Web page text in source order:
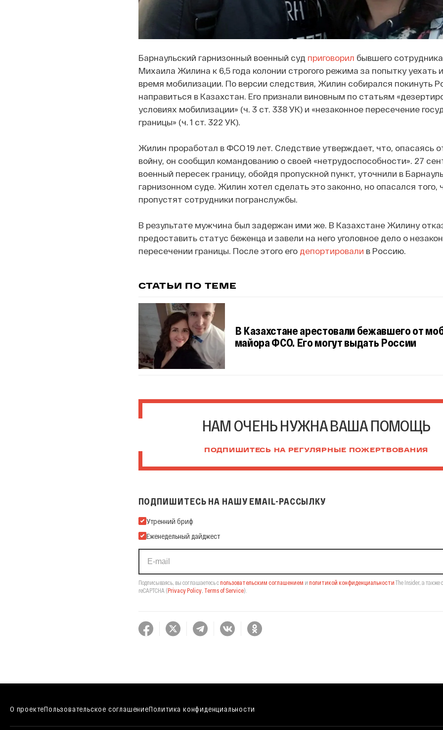
Барнаульский гарнизонный военный суд приговорил бывшего
Михаила Жилина к 6,5 года колонии строгого режима за попытку уехать
время мобилизации. По версии следствия, Жилин собирался покинуть
направиться в Казахстан. Его признали виновным по статьям
условиях мобилизации» (ч. 3 ст. 338 УК) и «незаконное пересечение
границы» (ч. 1 ст. 322 УК).
Жилин проработал в ФСО 19 лет. Следствие утверждает, что, опасаясь
войну, он сообщил командованию о своей «нетрудоспособности». 27
военный пересек границу, обойдя пропускной пункт, уточнили в
гарнизонном суде. Жилин хотел сделать это законно, но опасался того,
пропустят сотрудники погранслужбы.
В результате мужчина был задержан ими же. В Казахстане Жилину
предоставить статус беженца и завели на него уголовное дело о
пересечении границы. После этого его депортировали в Россию.
СТАТЬИ ПО ТЕМЕ
В Казахстане арестовали бежавшего от
майора ФСО. Его могут выдать России
НАМ ОЧЕНЬ НУЖНА ВАША ПОМОЩЬ
ПОДПИШИТЕСЬ НА РЕГУЛЯРНЫЕ ПОЖЕРТВОВАНИЯ
ПОДПИШИТЕСЬ НА НАШУ EMAIL-РАССЫЛКУ
Подпишитесь на нашу Email-рассылку
Утренний бриф
Еженедельный дайджест
Подписываясь, вы соглашаетесь спользовательским соглашением и политикой конфиденциальности The Insider, а также
reCAPTCHA (Privacy Policy, Terms of Service).
О проектеПользовательское соглашениеПолитика конфиденциальности